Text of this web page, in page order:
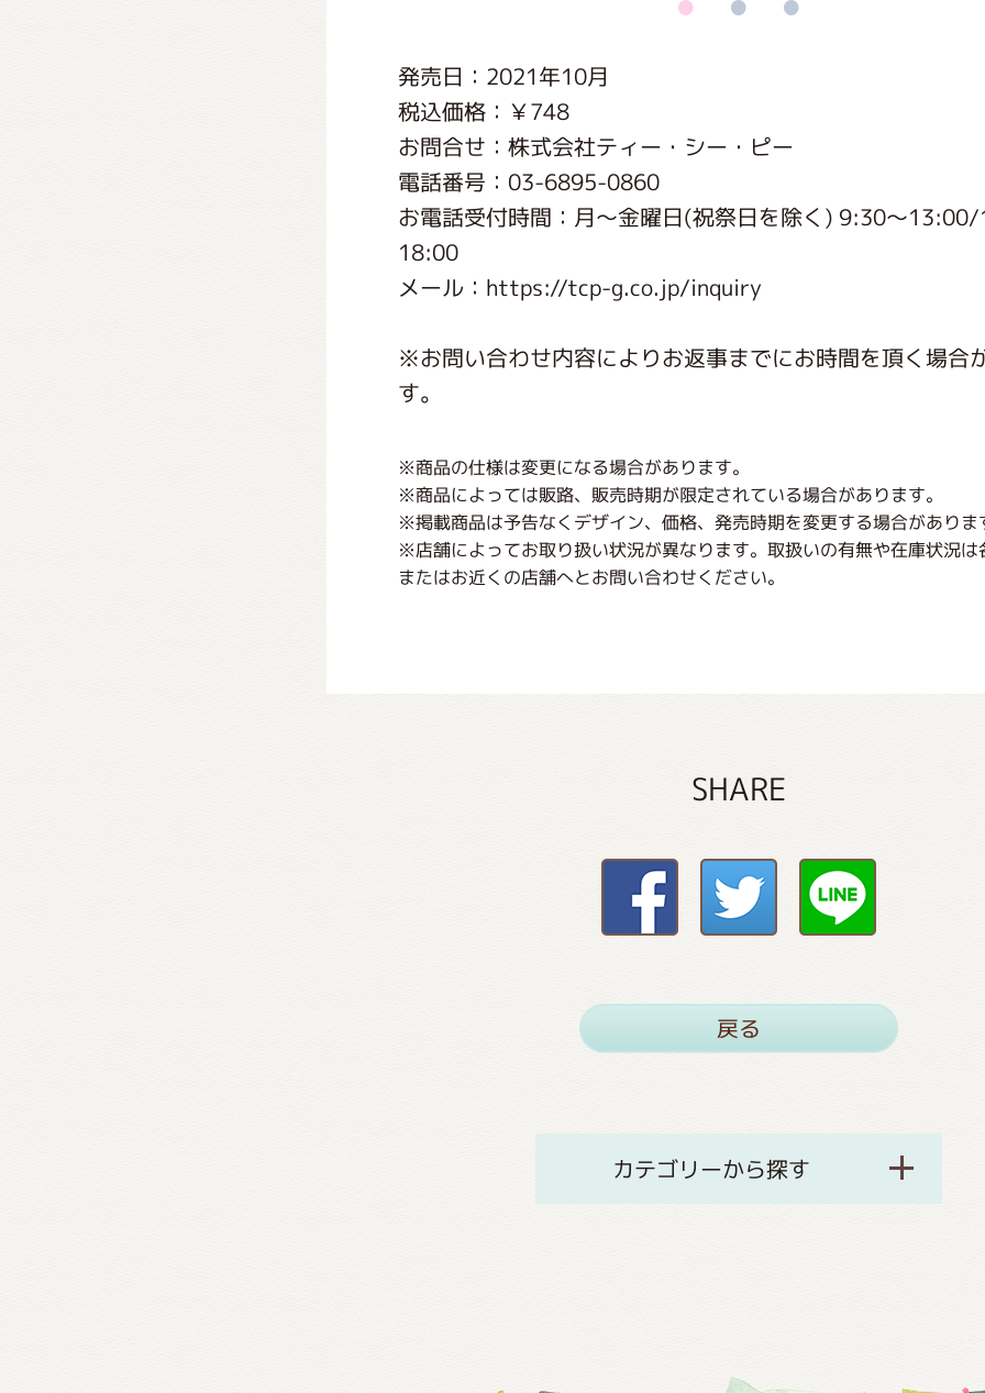
発売日：2021年10月
税込価格：￥748
お問合せ：株式会社ティー・シー・ピー
電話番号：03-6895-0860
お電話受付時間：月〜金曜日(祝祭日を除く) 9:30～
18:00
メール：https://tcp-g.co.jp/inquiry
※お問い合わせ内容によりお返事までにお時間を頂く場合
す。
※商品の仕様は変更になる場合があります。
※商品によっては販路、販売時期が限定されている場合があります。
※掲載商品は予告なくデザイン、価格、発売時期を変更する場合がありま
※店舗によってお取り扱い状況が異なります。取扱いの有無や在庫状況は
またはお近くの店舗へとお問い合わせください。
SHARE
戻る
カテゴリーから探す
くまのがっこう 家庭科部